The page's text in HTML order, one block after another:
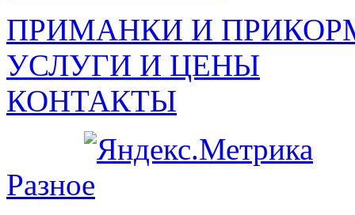
ПРИМАНКИ И
УСЛУГИ И ЦЕНЫ
КОНТАКТЫ
Разное